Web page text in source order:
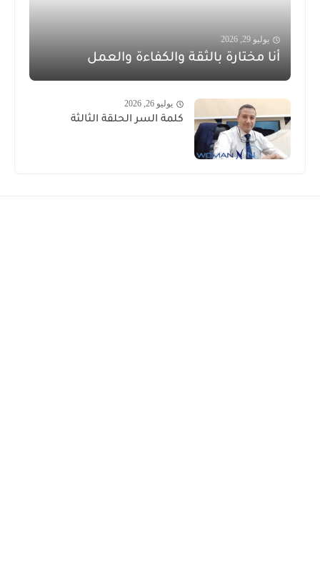
مختارة بالثقة والكفاءة والعمل
كلمة السر الحلقة الثالثة